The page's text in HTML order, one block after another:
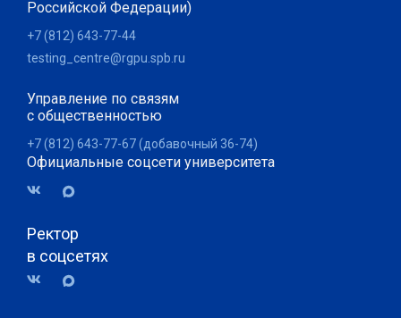
Российской Федерации)
+7 (812) 643-77-44
testing_centre@rgpu.spb.ru
Управление по связям
с общественностью
+7 (812) 643-77-67 (добавочный 36-74)
Официальные соцсети университета
Ректор
в соцсетях